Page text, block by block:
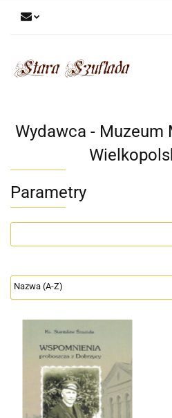
Wydawca - Muzeum
Parametry